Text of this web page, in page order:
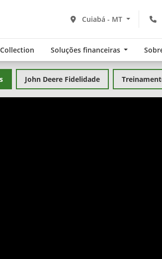
Cuiabá - MT
Soluções financeiras
John Deere Fidelidade